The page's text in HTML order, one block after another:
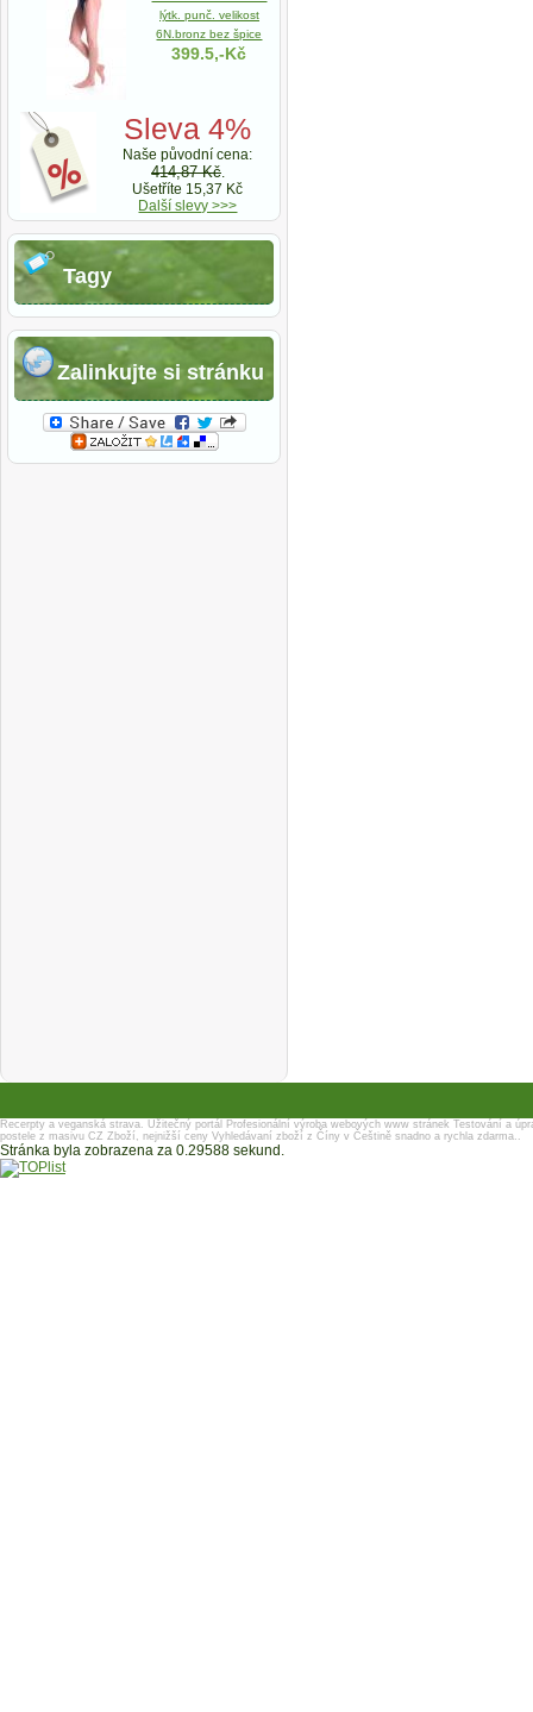
lýtk. punč. velikost
6N.bronz bez špice
399.5,-Kč
Sleva 4%
Naše původní cena:
414,87 Kč.
Ušetříte 15,37 Kč
Další slevy >>>
Tagy
Zalinkujte si stránku
Recerpty a veganská strava. Užitečný portál Profesionální výroba webových www stránek Testování a
postele z masivu CZ Zboží, nejnižší ceny Vyhledávaní zboží z Číny v Češtině snadno a rychla zdarma..
Stránka byla zobrazena za 0.29588 sekund.